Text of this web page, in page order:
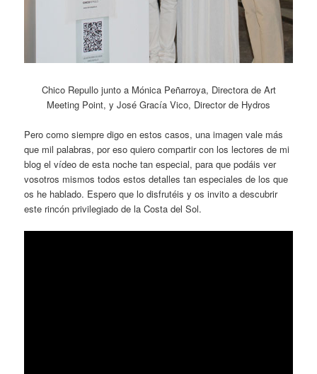
Chico Repullo junto a Mónica Peñarroya, Directora de Art
Meeting Point, y José Gracía Vico, Director de Hydros
Pero como siempre digo en estos casos, una imagen vale más
que mil palabras, por eso quiero compartir con los lectores de mi
blog el vídeo de esta noche tan especial, para que podáis ver
vosotros mismos todos estos detalles tan especiales de los que
os he hablado. Espero que lo disfrutéis y os invito a descubrir
este rincón privilegiado de la Costa del Sol.